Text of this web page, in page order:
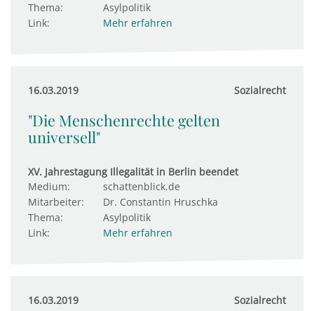
Thema:
Asylpolitik
Link:
Mehr erfahren
16.03.2019 Sozialrecht
"Die Menschenrechte gelten
universell"
XV. Jahrestagung Illegalität in Berlin beendet
Medium:
schattenblick.de
Mitarbeiter:
Dr. Constantin Hruschka
Thema:
Asylpolitik
Link:
Mehr erfahren
16.03.2019 Sozialrecht